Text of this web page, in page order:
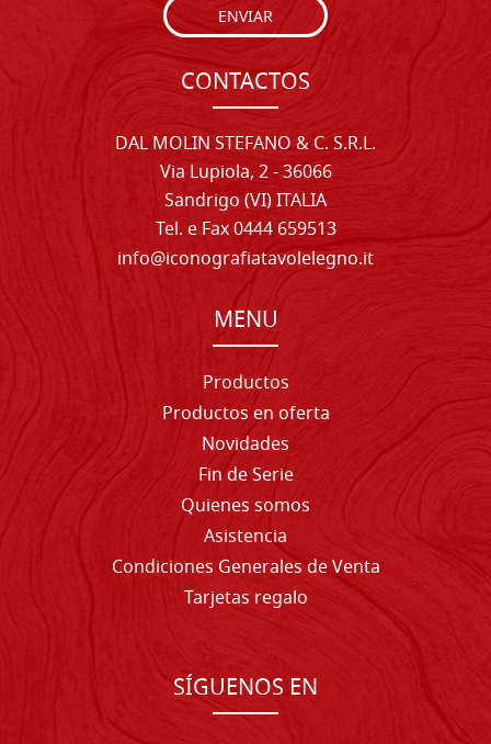
ENVIAR
CONTACTOS
DAL MOLIN STEFANO & C. S.R.L.
Via Lupiola, 2 - 36066
Sandrigo (VI) ITALIA
Tel. e Fax 0444 659513
info@iconografiatavolelegno.it
MENU
Productos
Productos en oferta
Novidades
Fin de Serie
Quienes somos
Asistencia
Condiciones Generales de Venta
Tarjetas regalo
SÍGUENOS EN